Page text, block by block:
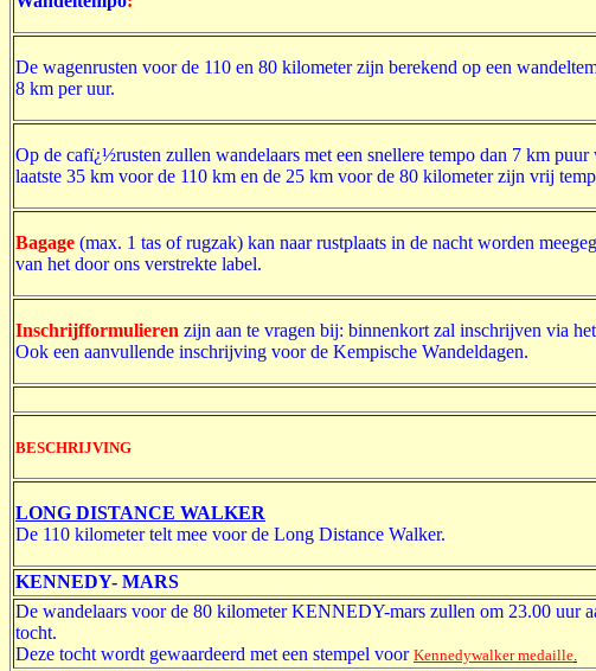
De wagenrusten voor de 110 en 80 kilometer zijn berekend op een
8 km per uur.
Op de cafï¿½rusten zullen wandelaars met een snellere tempo dan 7 km
laatste 35 km voor de 110 km en de 25 km voor de 80 kilometer zijn vrij
Bagage (max. 1 tas of rugzak) kan naar rustplaats in de nacht worden
van het door ons verstrekte label.
Inschrijfformulieren zijn aan te vragen bij: binnenkort zal inschrijven via
Ook een aanvullende inschrijving voor de Kempische Wandeldagen.
BESCHRIJVING
LONG DISTANCE WALKER
De 110 kilometer telt mee voor de Long Distance Walker.
KENNEDY- MARS
De wandelaars voor de 80 kilometer KENNEDY-mars zullen om 23.00 uur
tocht.
Deze tocht wordt gewaardeerd met een stempel voor Kennedywalker medaille.